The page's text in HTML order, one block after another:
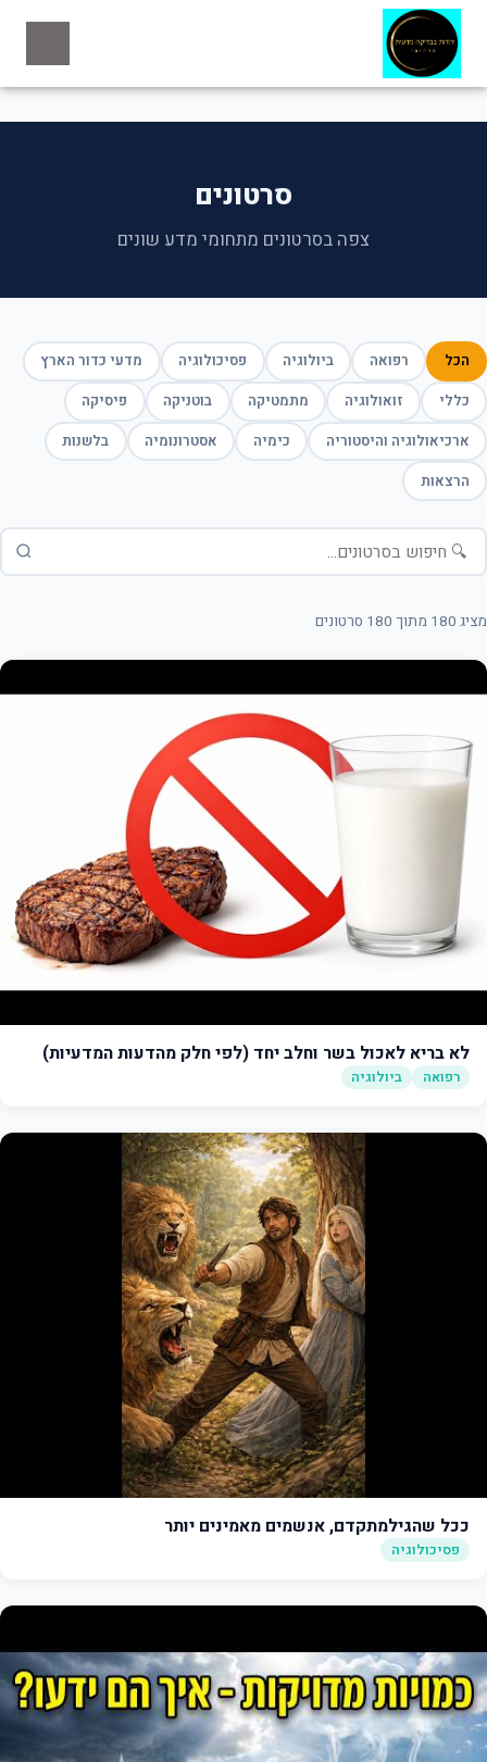
סרטונים
צפה בסרטונים מתחומי מדע שונים
הכל רפואה ביולוגיה פסיכולוגיה
מדעי כדור הארץ
כללי
זואולוגיה מתמטיקה בוטניקה
פיסיקה
ארכיאולוגיה והיסטוריה
כימיה אסטרונומיה
בלשנות
הרצאות
מציג 180 מתוך 180 סרטונים
לא בריא לאכול בשר וחלב יחד (לפי חלק מהדעות המדעיות)
רפואה ביולוגיה
ככל שהגילמתקדם, אנשמים מאמינים יותר
פסיכולוגיה